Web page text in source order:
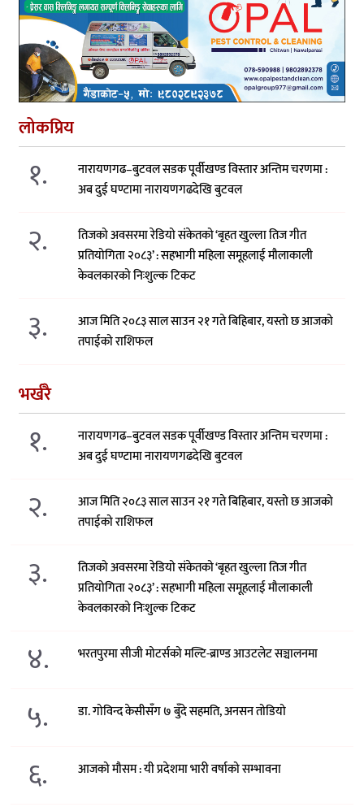
लोकप्रिय
१.
नारायणगढ–बुटवल सडक पूर्वीखण्ड विस्तार अन्तिम चरणमा :
अब दुई घण्टामा नारायणगढदेखि बुटवल
२.
तिजको अवसरमा रेडियो संकेतको ‘बृहत खुल्ला तिज गीत
प्रतियोगिता २०८३’ : सहभागी महिला समूहलाई मौलाकाली
केवलकारको निःशुल्क टिकट
३.
आज मिति २०८३ साल साउन २१ गते बिहिबार, यस्तो छ आजको
तपाईको राशिफल
भर्खरै
१.
नारायणगढ–बुटवल सडक पूर्वीखण्ड विस्तार अन्तिम चरणमा :
अब दुई घण्टामा नारायणगढदेखि बुटवल
२.
आज मिति २०८३ साल साउन २१ गते बिहिबार, यस्तो छ आजको
तपाईको राशिफल
३.
तिजको अवसरमा रेडियो संकेतको ‘बृहत खुल्ला तिज गीत
प्रतियोगिता २०८३’ : सहभागी महिला समूहलाई मौलाकाली
केवलकारको निःशुल्क टिकट
४. भरतपुरमा सीजी मोटर्सको मल्टि-ब्राण्ड आउटलेट सञ्चालनमा
५. डा. गोविन्द केसीसँग ७ बुँदे सहमति, अनसन तोडियो
६. आजको मौसम : यी प्रदेशमा भारी वर्षाको सम्भावना